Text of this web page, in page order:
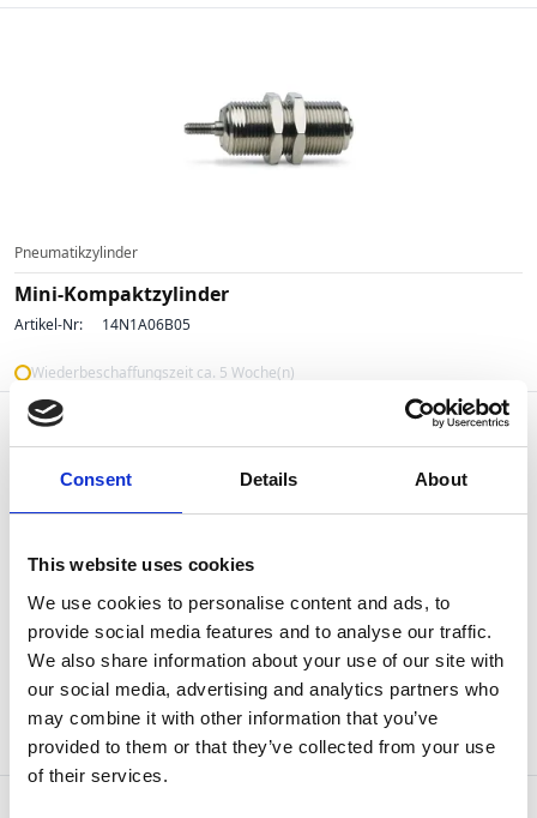
Consent Details About
This website uses cookies
We use cookies to personalise content and ads, to
provide social media features and to analyse our traffic.
We also share information about your use of our site with
our social media, advertising and analytics partners who
may combine it with other information that you’ve
provided to them or that they’ve collected from your use
of their services.
Pneumatikzylinder
Mini-Kompaktzylinder
Artikel-Nr: 14N1A06B05
Wiederbeschaffungszeit ca. 5 Woche(n)
Pneumatikzylinder
Mini-Kompaktzylinder
14N1A06B10
Verfügbar